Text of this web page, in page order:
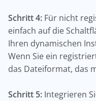
Schritt 4: Für nicht
einfach auf die
Ihren dynamischen
Wenn Sie ein
das Dateiformat, das
Schritt 5: Integrieren